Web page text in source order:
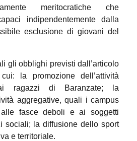
meritocratiche che
indipendentemente dalla
esclusione di giovani del
gli obblighi previsti dall’articolo
la promozione dell’attività
ragazzi di Baranzate; la
aggregative, quali i campus
alle fasce deboli e ai soggetti
sociali; la diffusione dello sport
e territoriale.